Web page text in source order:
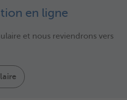
en ligne
et nous reviendrons vers